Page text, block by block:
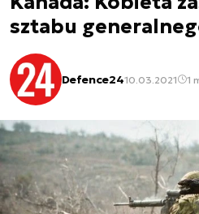
sztabu
Defence2410.03.2021 1